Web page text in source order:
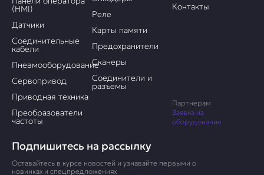
Подпишитесь на рассылку
Оставайтесь в курсе новостей и узнавайте первыми о
новинках и спецпредложениях
(HMI)
Датчики
Соединительные
кабели
Пневмооборудование
Сервопривод
Приводная техника
Преобразователи
частоты
Реле
Карты памяти
Предохранители
Сканеры
Соединители и
разъемы
Контакты
Партнерам
Заявка на
оборудование